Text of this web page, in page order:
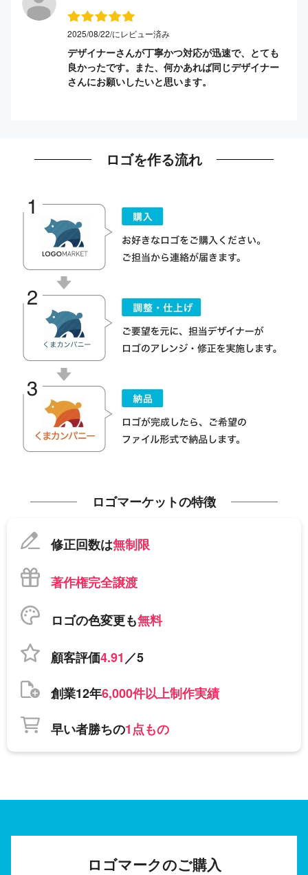
2025/08/22/にレビュー済み
デザイナーさんが丁寧かつ対応が迅速で、とても
良かったです。また、何かあれば同じデザイナー
さんにお願いしたいと思います。
ロゴを作る流れ
ロゴマーケットの特徴
修正回数は無制限
著作権完全譲渡
ロゴの色変更も無料
顧客評価4.91／5
創業12年6,000件以上制作実績
早い者勝ちの1点もの
ロゴマークのご購入